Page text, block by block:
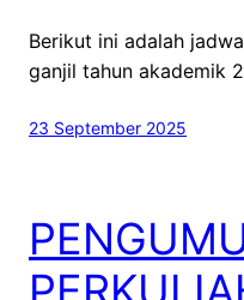
Berikut ini adalah
ganjil tahun akademik
23 September 2025